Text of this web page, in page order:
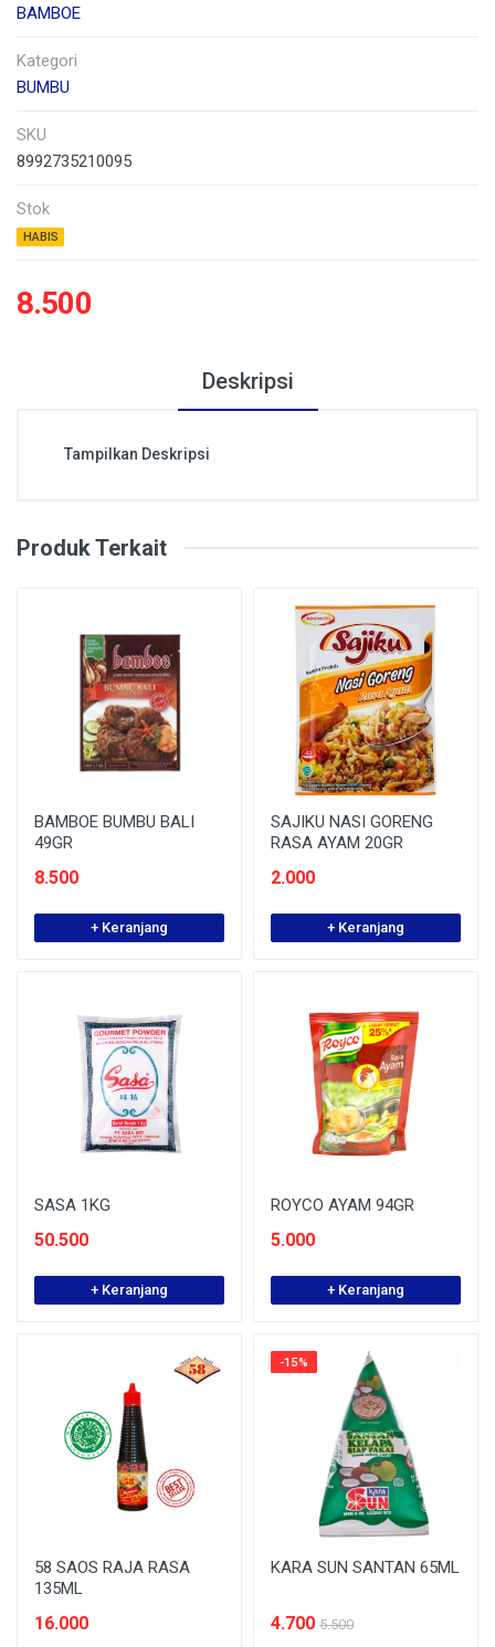
BAMBOE
Kategori
BUMBU
SKU
8992735210095
Stok
HABIS
8.500
Deskripsi
Tampilkan Deskripsi
Produk Terkait
BAMBOE BUMBU BALI
49GR
8.500
+ Keranjang
SAJIKU NASI GORENG
RASA AYAM 20GR
2.000
+ Keranjang
SASA 1KG
50.500
+ Keranjang
ROYCO AYAM 94GR
5.000
+ Keranjang
58 SAOS RAJA RASA
135ML
16.000
-15%
KARA SUN SANTAN 65ML
4.700 5.500